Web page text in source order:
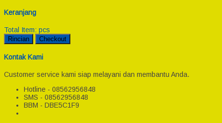
Keranjang
Total Item: pcs
Rincian Checkout
Kontak Kami
Customer service kami siap melayani dan membantu Anda.
Hotline - 08562956848
SMS - 08562956848
BBM - DBE5C1F9